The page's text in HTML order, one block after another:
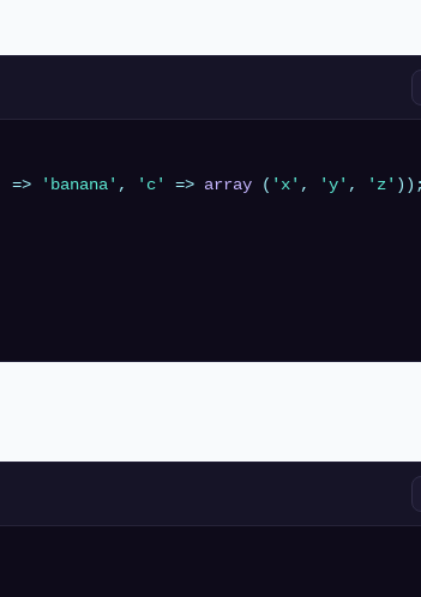
=> 'banana' , 'c' => array ( 'x' , 'y' , 'z'